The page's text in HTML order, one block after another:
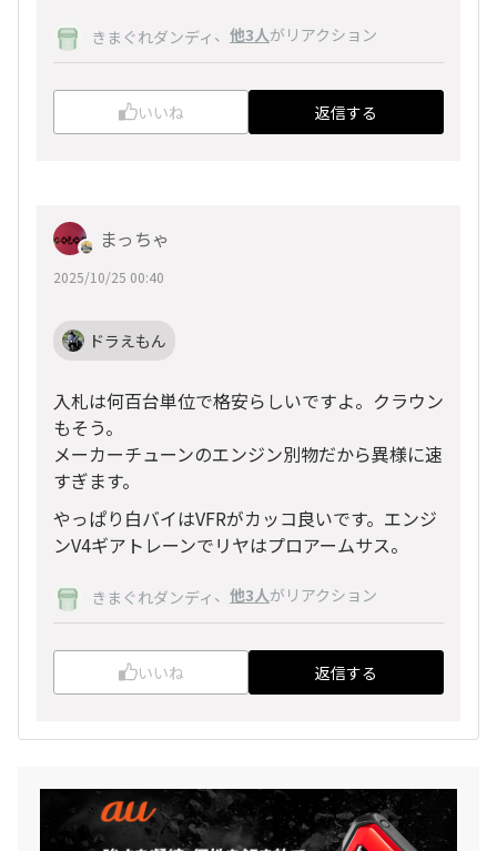
きまぐれダンディ 、 他3人がリアクション
いいね 返信する
まっちゃ
2025/10/25 00:40
ドラえもん
入札は何百台単位で格安らしいですよ。クラウン
もそう。
メーカーチューンのエンジン別物だから異様に速
すぎます。
やっぱり白バイはVFRがカッコ良いです。エンジ
ンV4ギアトレーンでリヤはプロアームサス。
きまぐれダンディ 、 他3人がリアクション
いいね 返信する